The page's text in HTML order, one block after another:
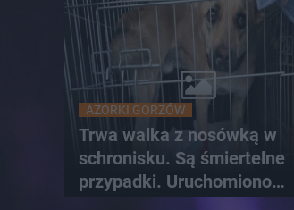
AZORKI GORZÓW
Trwa walka z nosówką w
schronisku. Są śmiertelne
przypadki. Uruchomiono